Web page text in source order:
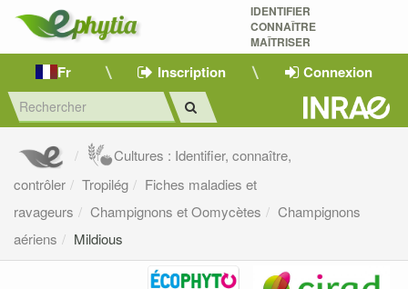
IDENTIFIER
CONNAÎTRE
MAÎTRISER
Fr Inscription Connexion
Cultures : Identifier, connaître,
contrôler
Tropilég
Fiches maladies et
ravageurs
Champignons et Oomycètes
Champignons
aériens
Mildious